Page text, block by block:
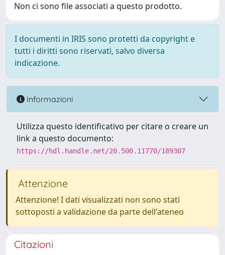
Non ci sono file associati a questo prodotto.
I documenti in IRIS sono protetti da copyright e
tutti i diritti sono riservati, salvo diversa
indicazione.
Informazioni
Utilizza questo identificativo per citare o creare un
link a questo documento:
https://hdl.handle.net/20.500.11770/189307
Attenzione
Attenzione! I dati visualizzati non sono stati
sottoposti a validazione da parte dell'ateneo
Citazioni